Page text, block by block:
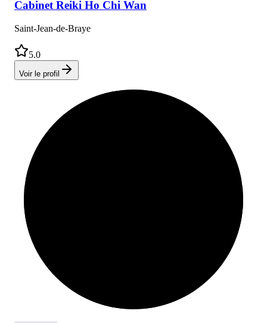
Cabinet Reiki Ho Chi Wan
Saint-Jean-de-Braye
5.0
Voir le profil